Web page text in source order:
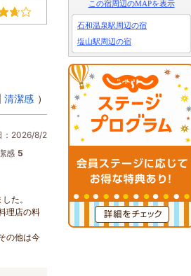
清潔感 ）
：2026/8/2
感 5
た。
理店の料
の他は今
この宿周辺のMAPを表示
石和温泉駅周辺の宿
塩山駅周辺の宿